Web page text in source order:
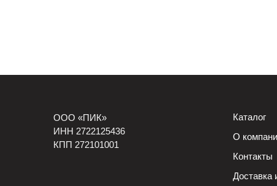
ООО «ПИК»
ИНН 2722125436
КПП 272101001
Каталог
О
Контакты
Доставка